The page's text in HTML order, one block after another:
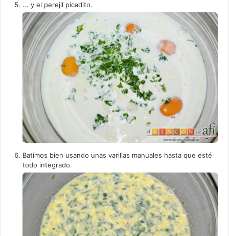
... y el perejil picadito.
Batimos bien usando unas varillas manuales hasta que esté
todo integrado.